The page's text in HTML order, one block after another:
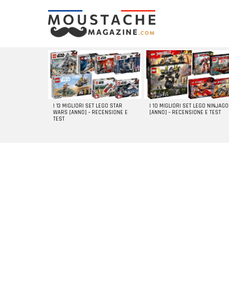
LATEST
STORIES
I 13 MIGLIORI SET LEGO STAR
WARS [ANNO] – RECENSIONE E
TEST
I 10 MIGLIORI SET LEGO NINJAGO
[ANNO] – RECENSIONE E TEST